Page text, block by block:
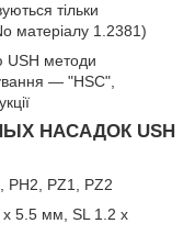
тільки
матеріалу 1.2381)
USH методи
— "HSC",
НАСАДОК USH
PH2, PZ1, PZ2
x 5.5 мм, SL 1.2 x